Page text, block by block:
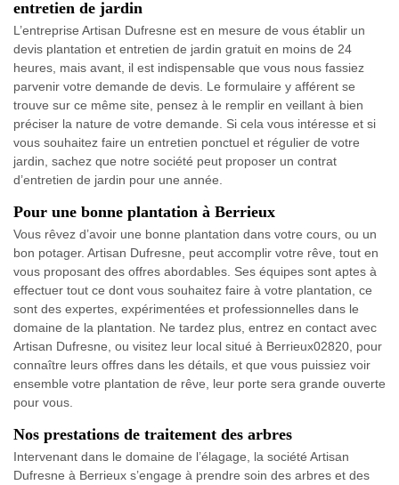
entretien de jardin
L’entreprise Artisan Dufresne est en mesure de vous établir un
devis plantation et entretien de jardin gratuit en moins de 24
heures, mais avant, il est indispensable que vous nous fassiez
parvenir votre demande de devis. Le formulaire y afférent se
trouve sur ce même site, pensez à le remplir en veillant à bien
préciser la nature de votre demande. Si cela vous intéresse et si
vous souhaitez faire un entretien ponctuel et régulier de votre
jardin, sachez que notre société peut proposer un contrat
d’entretien de jardin pour une année.
Pour une bonne plantation à Berrieux
Vous rêvez d’avoir une bonne plantation dans votre cours, ou un
bon potager. Artisan Dufresne, peut accomplir votre rêve, tout en
vous proposant des offres abordables. Ses équipes sont aptes à
effectuer tout ce dont vous souhaitez faire à votre plantation, ce
sont des expertes, expérimentées et professionnelles dans le
domaine de la plantation. Ne tardez plus, entrez en contact avec
Artisan Dufresne, ou visitez leur local situé à Berrieux02820, pour
connaître leurs offres dans les détails, et que vous puissiez voir
ensemble votre plantation de rêve, leur porte sera grande ouverte
pour vous.
Nos prestations de traitement des arbres
Intervenant dans le domaine de l’élagage, la société Artisan
Dufresne à Berrieux s’engage à prendre soin des arbres et des